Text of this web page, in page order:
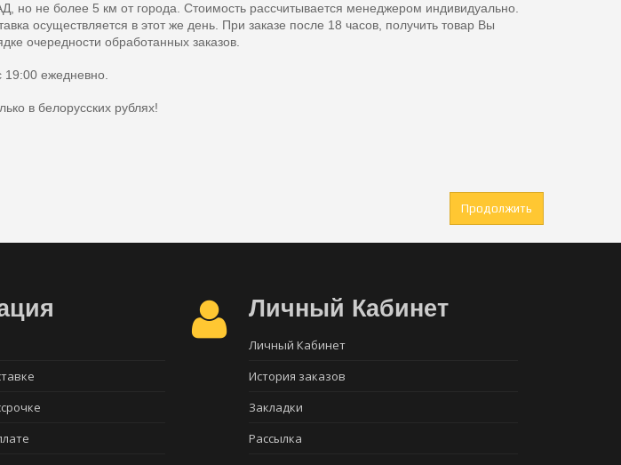
но не более 5 км от города. Стоимость рассчитывается менеджером индивидуально.
осуществляется в этот же день. При заказе после 18 часов, получить товар Вы
очередности обработанных заказов.
19:00 ежедневно.
в белорусских рублях!
Продолжить
Личный Кабинет
Личный Кабинет
История заказов
Закладки
Рассылка